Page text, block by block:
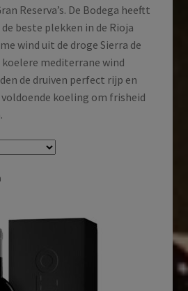
Reserva’s. De Bodega heeftt
beste plekken in de Rioja
wind uit de droge Sierra de
mediterrane wind
de druiven perfect rijp en
voldoende koeling om frisheid